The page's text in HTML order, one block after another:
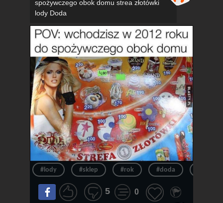
spożywczego obok domu strea złotówki
lody Doda
#lody #sklep #rok #doda
5 0